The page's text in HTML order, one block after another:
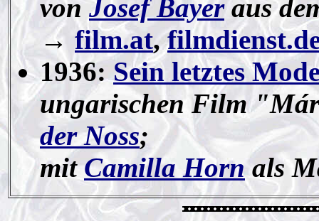
vonJosef Bayeraus
→ film.at,
1936:Sein letztes
ungarischen Film
der Noss;
mitCamilla Hornals